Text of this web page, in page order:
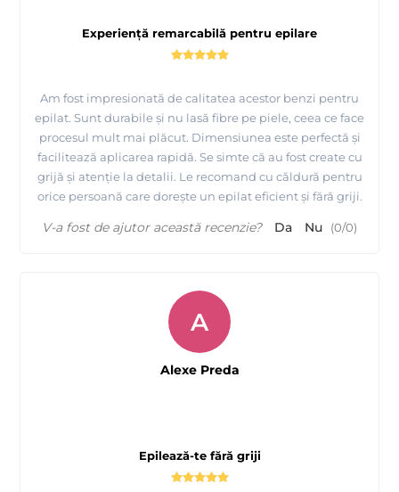
Experiență remarcabilă pentru epilare
Am fost impresionată de calitatea acestor benzi pentru
epilat. Sunt durabile și nu lasă fibre pe piele, ceea ce face
procesul mult mai plăcut. Dimensiunea este perfectă și
facilitează aplicarea rapidă. Se simte că au fost create cu
grijă și atenție la detalii. Le recomand cu căldură pentru
orice persoană care dorește un epilat eficient și fără griji.
V-a fost de ajutor această recenzie? Da Nu (0/0)
Epilează-te fără griji
A
Alexe Preda